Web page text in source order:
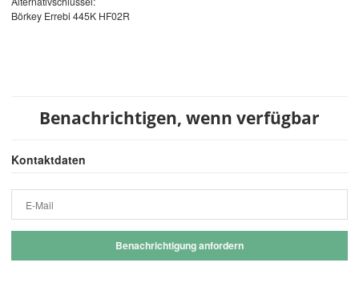
Börkey Errebi 445K HF02R
Benachrichtigen, wenn verfügbar
Kontaktdaten
E-Mail
Benachrichtigung anfordern